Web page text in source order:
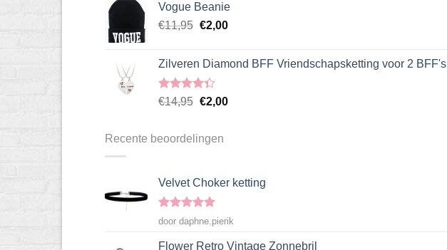
€9,90.€2,00.
Vogue Beanie
€11,95 Oorspronkelijke
€11,95.
€2,00Huidige
€2,00.
Zilveren Diamond BFF Vriendschapsketting voor 2 BFF's
Gewaardeerd
€14,95 Oorspronkelijke
€14,95.
€2,00Huidige
Recente beoordelingen
Velvet Choker ketting
Gewaardeerd
uit 5
door daphne.pierik
Flower Retro Vintage Zonnebril